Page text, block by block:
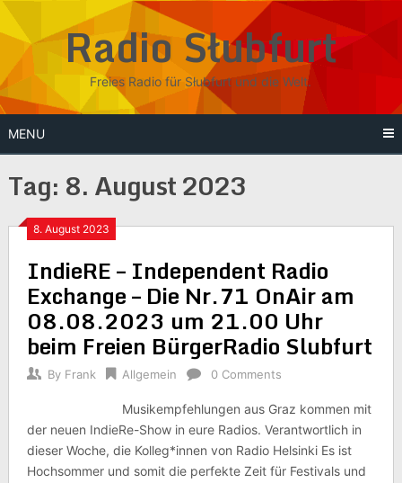
Skip
to
content
Radio Słubfurt
Freies Radio für Słubfurt und die Welt.
MENU
Tag: 8. August 2023
8. August 2023
IndieRE – Independent Radio
Exchange – Die Nr.71 OnAir am
08.08.2023 um 21.00 Uhr
beim Freien BürgerRadio Slubfurt
By Frank Allgemein 0 Comments
Musikempfehlungen aus Graz kommen mit
der neuen IndieRe-Show in eure Radios. Verantwortlich in
dieser Woche, die Kolleg*innen von Radio Helsinki Es ist
Hochsommer und somit die perfekte Zeit für Festivals und